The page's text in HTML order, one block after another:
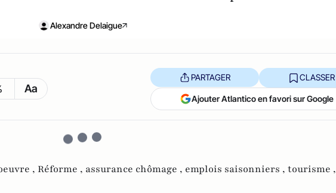
Alexandre Delaigue
Aa
PARTAGER CLASSER
Ajouter Atlantico en favori sur Google
, Réforme , assurance chômage , emplois saisonniers , tourisme ,